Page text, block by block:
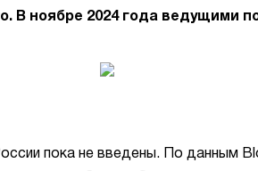
В ноябре 2024 года ведущими
пока не введены. По данным